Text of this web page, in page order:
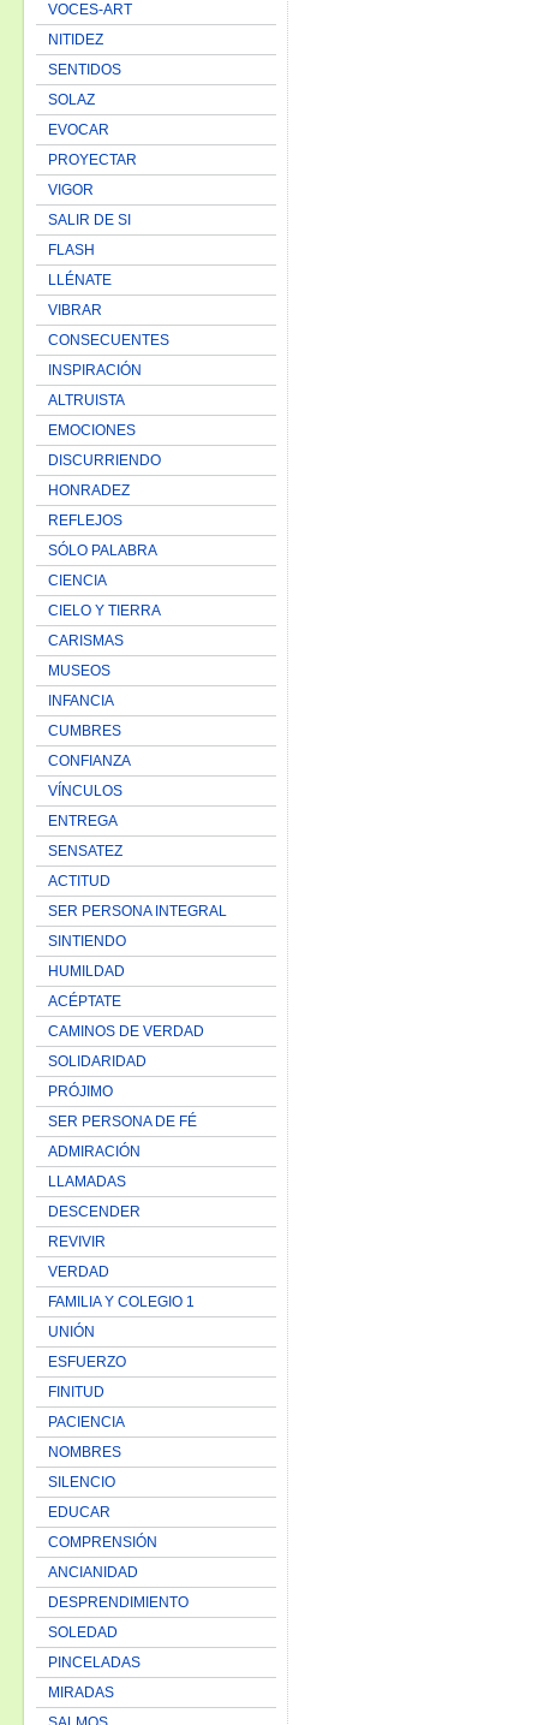
VOCES-ART
NITIDEZ
SENTIDOS
SOLAZ
EVOCAR
PROYECTAR
VIGOR
SALIR DE SI
FLASH
LLÉNATE
VIBRAR
CONSECUENTES
INSPIRACIÓN
ALTRUISTA
EMOCIONES
DISCURRIENDO
HONRADEZ
REFLEJOS
SÓLO PALABRA
CIENCIA
CIELO Y TIERRA
CARISMAS
MUSEOS
INFANCIA
CUMBRES
CONFIANZA
VÍNCULOS
ENTREGA
SENSATEZ
ACTITUD
SER PERSONA INTEGRAL
SINTIENDO
HUMILDAD
ACÉPTATE
CAMINOS DE VERDAD
SOLIDARIDAD
PRÓJIMO
SER PERSONA DE FÉ
ADMIRACIÓN
LLAMADAS
DESCENDER
REVIVIR
VERDAD
FAMILIA Y COLEGIO 1
UNIÓN
ESFUERZO
FINITUD
PACIENCIA
NOMBRES
SILENCIO
EDUCAR
COMPRENSIÓN
ANCIANIDAD
DESPRENDIMIENTO
SOLEDAD
PINCELADAS
MIRADAS